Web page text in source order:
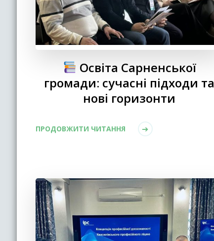
Освіта Сарненської
громади: сучасні підходи та
нові горизонти
ПРОДОВЖИТИ ЧИТАННЯ